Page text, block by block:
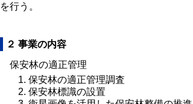
を行う。
２ 事業の内容
保安林の適正管理
保安林の適正管理調査
保安林標識の設置